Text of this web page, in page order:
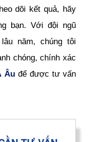
dõi kết quả, hãy
bạn. Với đội ngũ
năm, chúng tôi
chóng, chính xác
Âuđể được tư vấn